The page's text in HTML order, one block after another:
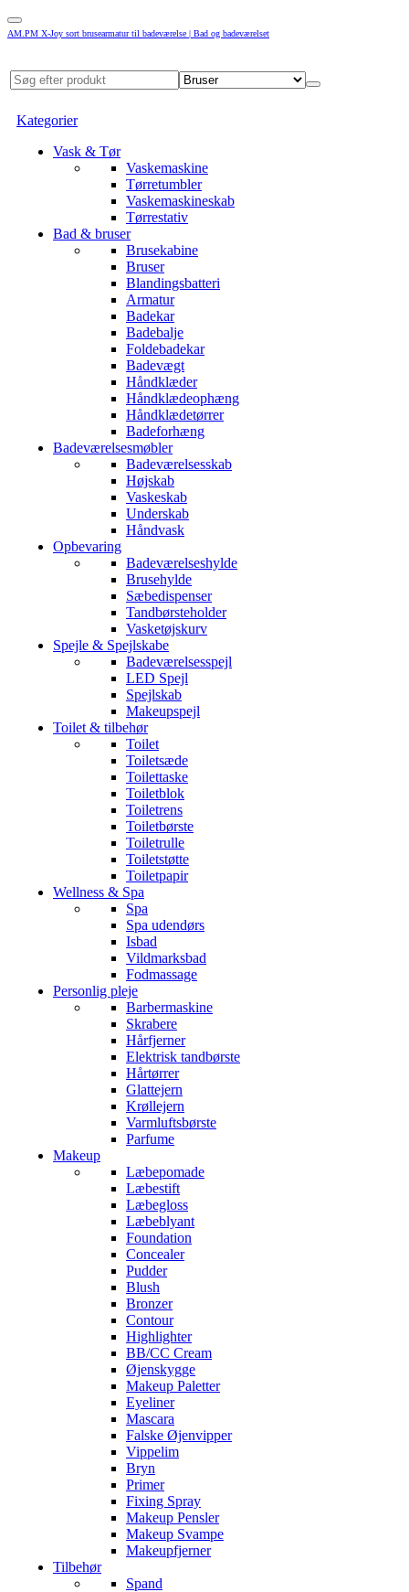
AM.PM X-Joy sort brusearmatur til badeværelse | Bad og badeværelset
Kategorier
Vask & Tør
Vaskemaskine
Tørretumbler
Vaskemaskineskab
Tørrestativ
Bad & bruser
Brusekabine
Bruser
Blandingsbatteri
Armatur
Badekar
Badebalje
Foldebadekar
Badevægt
Håndklæder
Håndklædeophæng
Håndklædetørrer
Badeforhæng
Badeværelsesmøbler
Badeværelsesskab
Højskab
Vaskeskab
Underskab
Håndvask
Opbevaring
Badeværelseshylde
Brusehylde
Sæbedispenser
Tandbørsteholder
Vasketøjskurv
Spejle & Spejlskabe
Badeværelsesspejl
LED Spejl
Spejlskab
Makeupspejl
Toilet & tilbehør
Toilet
Toiletsæde
Toilettaske
Toiletblok
Toiletrens
Toiletbørste
Toiletrulle
Toiletstøtte
Toiletpapir
Wellness & Spa
Spa
Spa udendørs
Isbad
Vildmarksbad
Fodmassage
Personlig pleje
Barbermaskine
Skrabere
Hårfjerner
Elektrisk tandbørste
Hårtørrer
Glattejern
Krøllejern
Varmluftsbørste
Parfume
Makeup
Læbepomade
Læbestift
Læbegloss
Læbeblyant
Foundation
Concealer
Pudder
Blush
Bronzer
Contour
Highlighter
BB/CC Cream
Øjenskygge
Makeup Paletter
Eyeliner
Mascara
Falske Øjenvipper
Vippelim
Bryn
Primer
Fixing Spray
Makeup Pensler
Makeup Svampe
Makeupfjerner
Tilbehør
Spand